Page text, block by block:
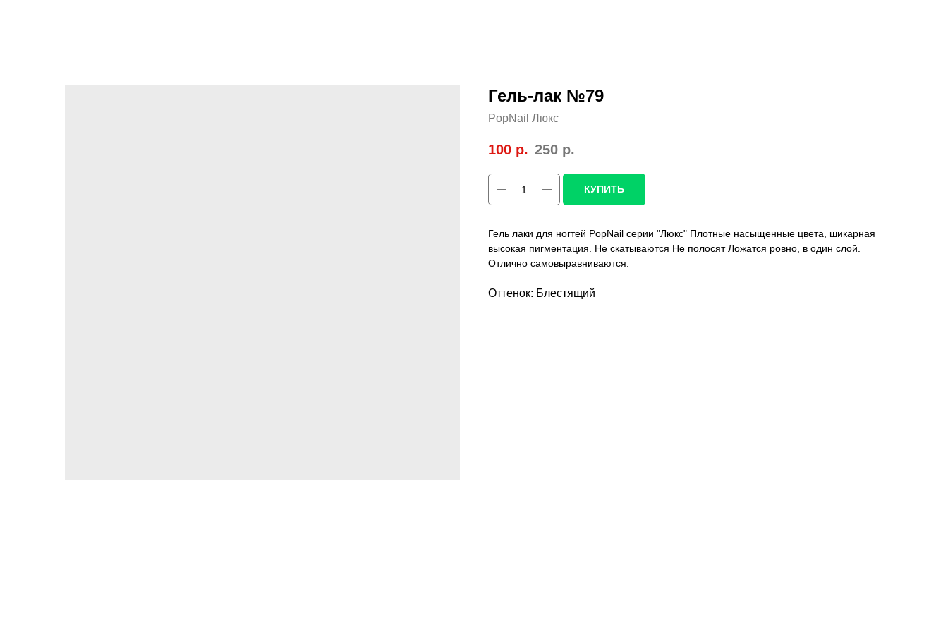
Гель-лак №79
PopNail Люкс
100 р. 250 р.
КУПИТЬ
Гель лаки для ногтей PopNail серии "Люкс" Плотные насыщенные цвета, шикарная
высокая пигментация. Не скатываются Не полосят Ложатся ровно, в один слой.
Отлично самовыравниваются.
Оттенок: Блестящий